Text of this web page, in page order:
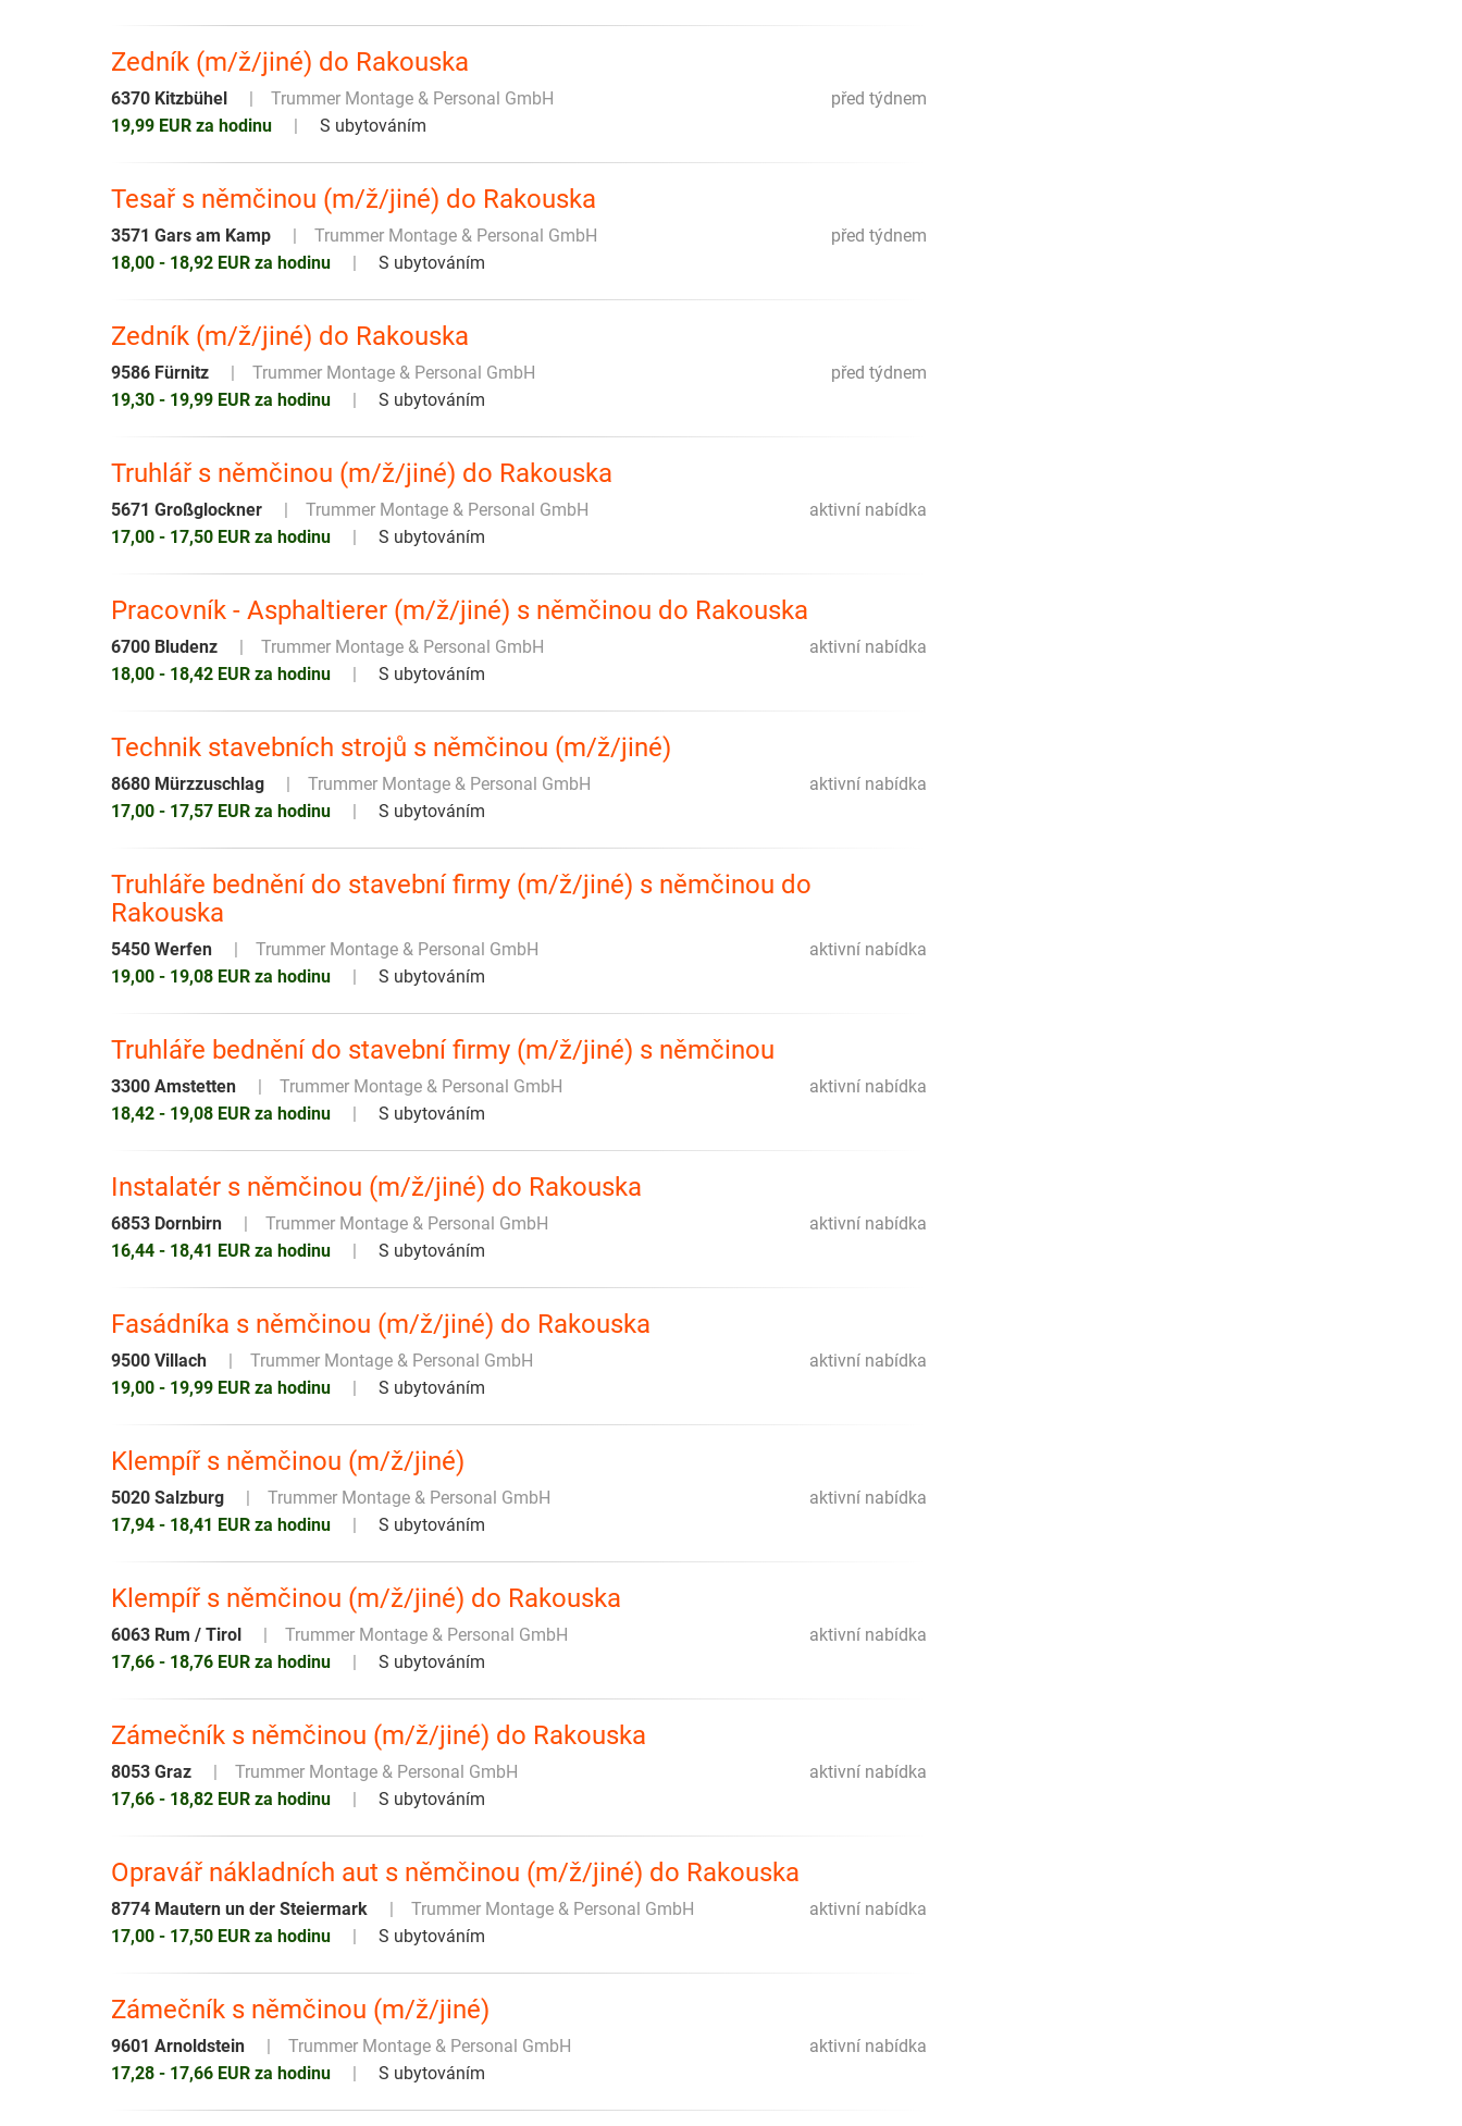
Zedník (m/ž/jiné) do Rakouska
před týdnem
6370 Kitzbühel
Trummer Montage & Personal GmbH
19,99 EUR za hodinu
S ubytováním
Tesař s němčinou (m/ž/jiné) do Rakouska
před týdnem
3571 Gars am Kamp
Trummer Montage & Personal GmbH
18,00 - 18,92 EUR za hodinu
S ubytováním
Zedník (m/ž/jiné) do Rakouska
před týdnem
9586 Fürnitz
Trummer Montage & Personal GmbH
19,30 - 19,99 EUR za hodinu
S ubytováním
Truhlář s němčinou (m/ž/jiné) do Rakouska
aktivní nabídka
5671 Großglockner
Trummer Montage & Personal GmbH
17,00 - 17,50 EUR za hodinu
S ubytováním
Pracovník - Asphaltierer (m/ž/jiné) s němčinou do Rakouska
aktivní nabídka
6700 Bludenz
Trummer Montage & Personal GmbH
18,00 - 18,42 EUR za hodinu
S ubytováním
Technik stavebních strojů s němčinou (m/ž/jiné)
aktivní nabídka
8680 Mürzzuschlag
Trummer Montage & Personal GmbH
17,00 - 17,57 EUR za hodinu
S ubytováním
Truhláře bednění do stavební firmy (m/ž/jiné) s němčinou do
Rakouska
aktivní nabídka
5450 Werfen
Trummer Montage & Personal GmbH
19,00 - 19,08 EUR za hodinu
S ubytováním
Truhláře bednění do stavební firmy (m/ž/jiné) s němčinou
aktivní nabídka
3300 Amstetten
Trummer Montage & Personal GmbH
18,42 - 19,08 EUR za hodinu
S ubytováním
Instalatér s němčinou (m/ž/jiné) do Rakouska
aktivní nabídka
6853 Dornbirn
Trummer Montage & Personal GmbH
16,44 - 18,41 EUR za hodinu
S ubytováním
Fasádníka s němčinou (m/ž/jiné) do Rakouska
aktivní nabídka
9500 Villach
Trummer Montage & Personal GmbH
19,00 - 19,99 EUR za hodinu
S ubytováním
Klempíř s němčinou (m/ž/jiné)
aktivní nabídka
5020 Salzburg
Trummer Montage & Personal GmbH
17,94 - 18,41 EUR za hodinu
S ubytováním
Klempíř s němčinou (m/ž/jiné) do Rakouska
aktivní nabídka
6063 Rum / Tirol
Trummer Montage & Personal GmbH
17,66 - 18,76 EUR za hodinu
S ubytováním
Zámečník s němčinou (m/ž/jiné) do Rakouska
aktivní nabídka
8053 Graz
Trummer Montage & Personal GmbH
17,66 - 18,82 EUR za hodinu
S ubytováním
Opravář nákladních aut s němčinou (m/ž/jiné) do Rakouska
aktivní nabídka
8774 Mautern un der Steiermark
Trummer Montage & Personal GmbH
17,00 - 17,50 EUR za hodinu
S ubytováním
Zámečník s němčinou (m/ž/jiné)
aktivní nabídka
9601 Arnoldstein
Trummer Montage & Personal GmbH
17,28 - 17,66 EUR za hodinu
S ubytováním